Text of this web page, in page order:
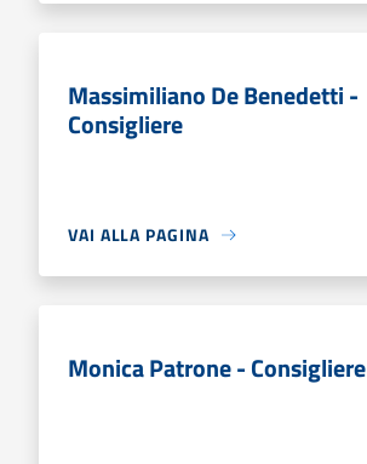
Massimiliano De Benedetti -
Consigliere
VAI ALLA PAGINA
Monica Patrone - Consigliere